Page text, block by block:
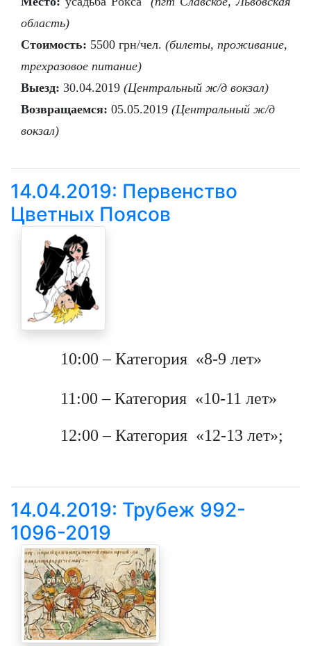
область)
Стоимость: 5500 грн/чел. (билеты, проживание,
трехразовое питание)
Выезд: 30.04.2019 (Центральный ж/д вокзал)
Возвращаемся: 05.05.2019 (Центральный ж/д
вокзал)
14.04.2019: Первенство
Цветных Поясов
10:00 – Категория «8-9 лет»
11:00 – Категория «10-11 лет»
12:00 – Категория «12-13 лет»;
14.04.2019: Трубеж 992-
1096-2019